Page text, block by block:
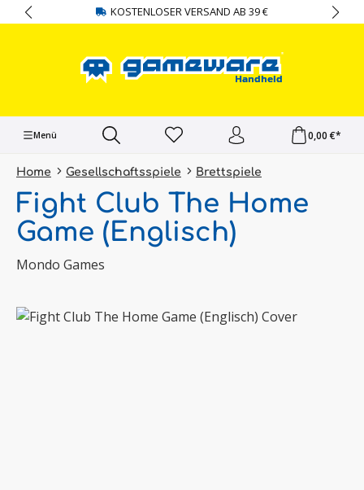
springen KOSTENLOSER VERSAND AB 39 €
Menü 0,00 €*
Home Gesellschaftsspiele Brettspiele
Fight Club The Home
Game (Englisch)
Mondo Games
Bildergalerie überspringen